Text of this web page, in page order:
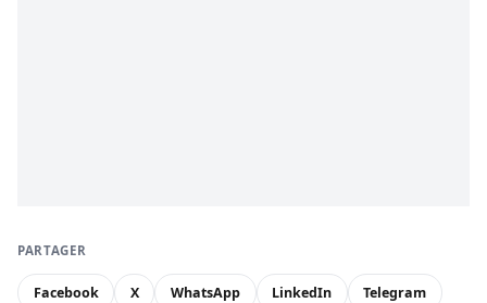
PARTAGER
Facebook X WhatsApp LinkedIn Telegram